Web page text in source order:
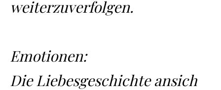
weiterzuverfolgen.
Emotionen:
Die Liebesgeschichte ansich